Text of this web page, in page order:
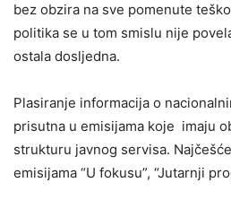
bez obzira na sve pomenute
politika se u tom smislu nije
ostala dosljedna.
Plasiranje informacija o
prisutna u emisijama koje imaju
strukturu javnog servisa.
emisijama “U fokusu”, “Jutarnji